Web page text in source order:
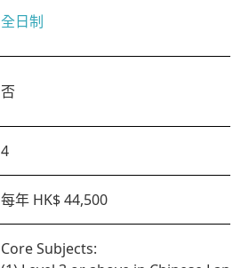
全日制
否
4
每年 HK$ 44,500
Core Subjects: